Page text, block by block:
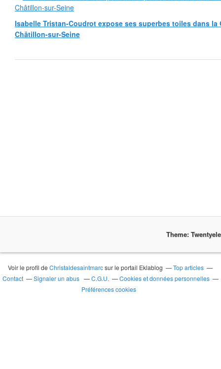
Isabelle Tristan-Coudrot expose ses superbes toiles dans la
Châtillon-sur-Seine
Theme:
Voir le profil deChristaldesaintmarcsur le portail Eklablog
Top articles
Contact
Signaler un abus C.G.U.
Cookies et données personnelles
Préférences cookies